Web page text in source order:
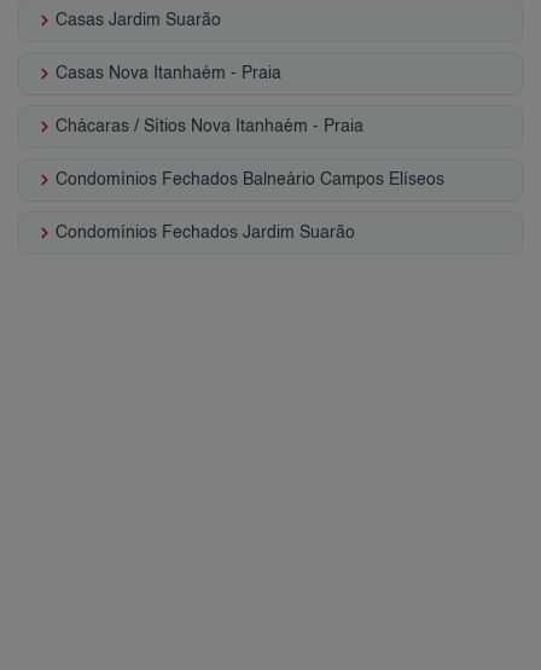
keyboard_arrow_right Casas Jardim Suarão
keyboard_arrow_right Casas Nova Itanhaém - Praia
keyboard_arrow_right Chácaras / Sítios Nova Itanhaém - Praia
keyboard_arrow_right Condomínios Fechados Balneário Campos Elíseos
keyboard_arrow_right Condomínios Fechados Jardim Suarão